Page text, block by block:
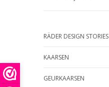
RÄDER DESIGN STORIES
KAARSEN
GEURKAARSEN